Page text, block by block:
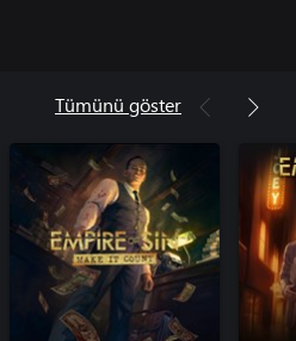
Tümünü göster